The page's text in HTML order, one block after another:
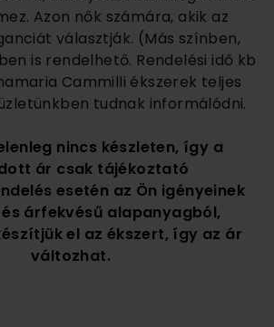
Azon nők számára, akik az
választják. (Más színben,
is rendelhető. Rendelési idő kb
Cammilli ékszerek teljes
tudnak informálódni.
nincs készleten, így a
ár csak tájékoztató
esetén az Ön igényeinek
árfekvésű alapanyagból,
el az ékszert, így az ár
változhat.